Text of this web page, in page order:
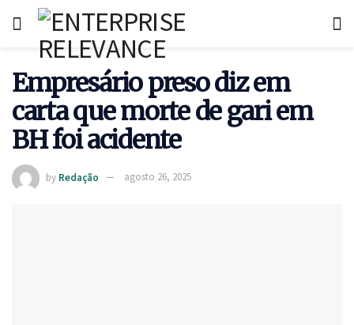
Empresário preso diz em
carta que morte de gari em
BH foi acidente
by Redação agosto 26, 2025